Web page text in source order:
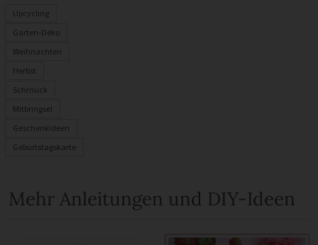
Upcycling
Garten-Deko
Weihnachten
Herbst
Schmuck
Mitbringsel
Geschenkideen
Geburtstagskarte
Mehr Anleitungen und DIY-Ideen